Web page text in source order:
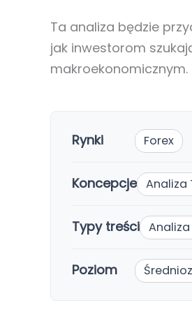
Ta analiza będzie
jak inwestorom
makroekonomicznym.
Rynki Forex
Koncepcje Analiza
Typy treści Analiza
Poziom